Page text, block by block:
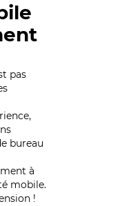
pas
bureau
à
mobile.
!